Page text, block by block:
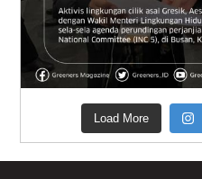
Load More